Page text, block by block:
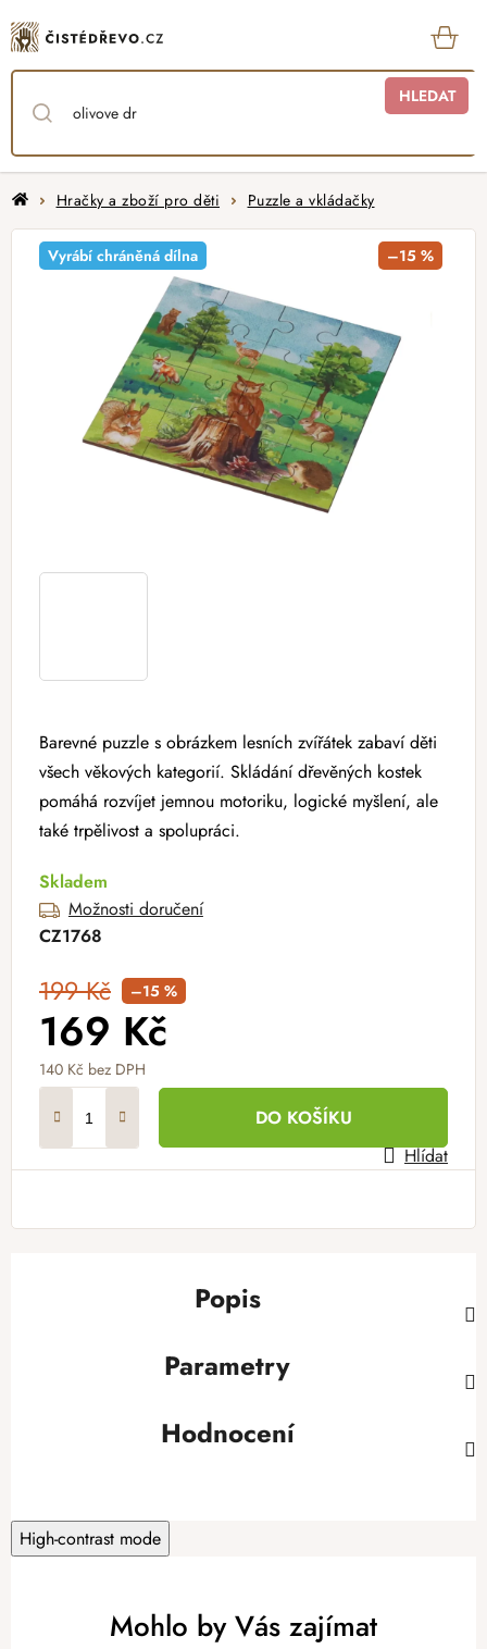
na
obsah
HLEDAT
DomůHračky a zboží pro děti Puzzle a vkládačky
Barevné puzzle s obrázkem lesních zvířátek zabaví děti
všech věkových kategorií. Skládání dřevěných kostek
pomáhá rozvíjet jemnou motoriku, logické myšlení, ale
také trpělivost a spolupráci.
Skladem
Možnosti doručení
CZ1768
199 Kč –15 %
169 Kč
140 Kč bez DPH
DO KOŠÍKU
Hlídat
Vyrábí chráněná dílna –15 %
Popis
Parametry
Hodnocení
High-contrast mode
Mohlo by Vás zajímat